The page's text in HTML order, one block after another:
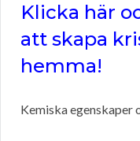
Klicka här
att skapa
hemma!
Kemiska egenskaper